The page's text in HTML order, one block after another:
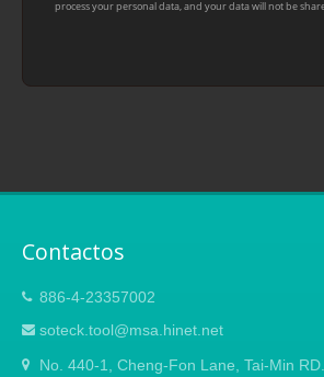
Contactos
886-4-23357002
soteck.tool@msa.hinet.net
No. 440-1, Cheng-Fon Lane, Tai-Min